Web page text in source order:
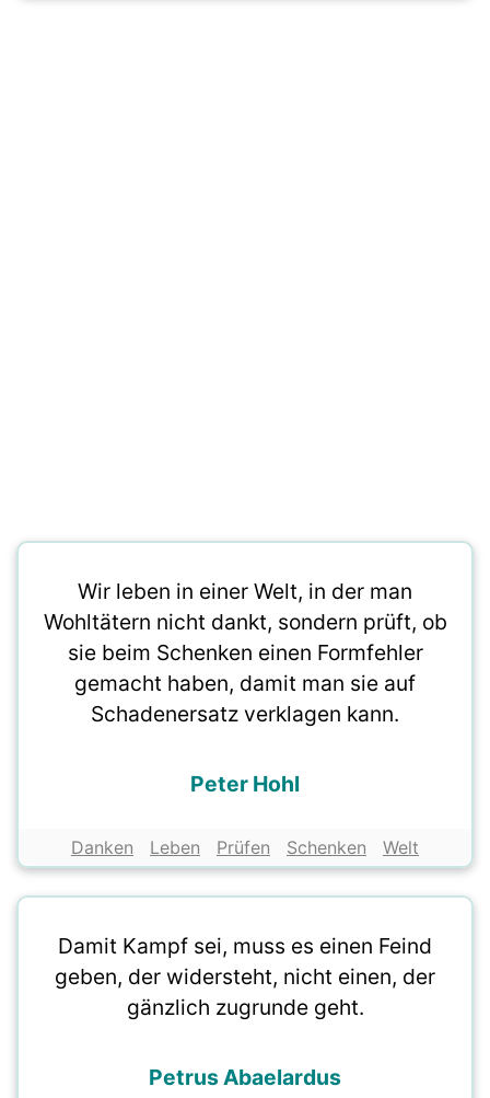
Wir leben in einer Welt, in der man
Wohltätern nicht dankt, sondern prüft, ob
sie beim Schenken einen Formfehler
gemacht haben, damit man sie auf
Schadenersatz verklagen kann.
Peter Hohl
Danken Leben Prüfen Schenken Welt
Damit Kampf sei, muss es einen Feind
geben, der widersteht, nicht einen, der
gänzlich zugrunde geht.
Petrus Abaelardus